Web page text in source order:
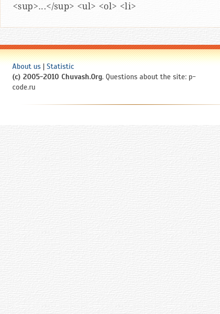
<sup>...</sup> <ul> <ol> <li>
About us | Statistic
(c) 2005-2010 Chuvash.Org. Questions about the site: p-
code.ru